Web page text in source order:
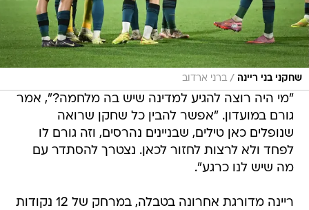
שחקני בני ריינה / ברני ארדוב
"מי היה רוצה להגיע למדינה שיש בה מלחמה?", אמר
גורם במועדון. "אפשר להבין כל שחקן שרואה
שנופלים כאן טילים, שבניינים נהרסים, וזה גורם לו
לפחד ולא לרצות לחזור לכאן. נצטרך להסתדר עם
מה שיש לנו כרגע".
ריינה מדורגת אחרונה בטבלה, במרחק של 12 נקודות